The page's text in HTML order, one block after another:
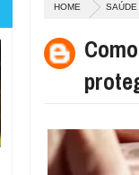
HOME SAÚDE